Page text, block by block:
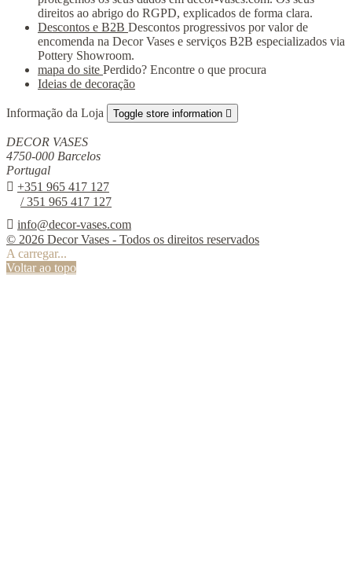
direitos ao abrigo do RGPD, explicados de forma clara.
Descontos e B2B Descontos progressivos por valor de
encomenda na Decor Vases e serviços B2B especializados via
Pottery Showroom.
mapa do site Perdido? Encontre o que procura
Ideias de decoração
Informação da Loja Toggle store information 
DECOR VASES
4750-000 Barcelos
Portugal
 +351 965 417 127
/ 351 965 417 127
 info@decor-vases.com
© 2026 Decor Vases - Todos os direitos reservados
A carregar...
Voltar ao topo